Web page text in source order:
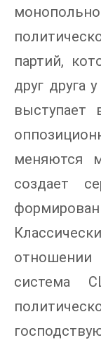
партий,
друг друга
выступает
меняются
создает
система